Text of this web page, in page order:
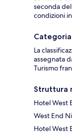
seconda
condizioni
La
assegnata
Turismo
Struttura
Hotel West
West End
Hotel West